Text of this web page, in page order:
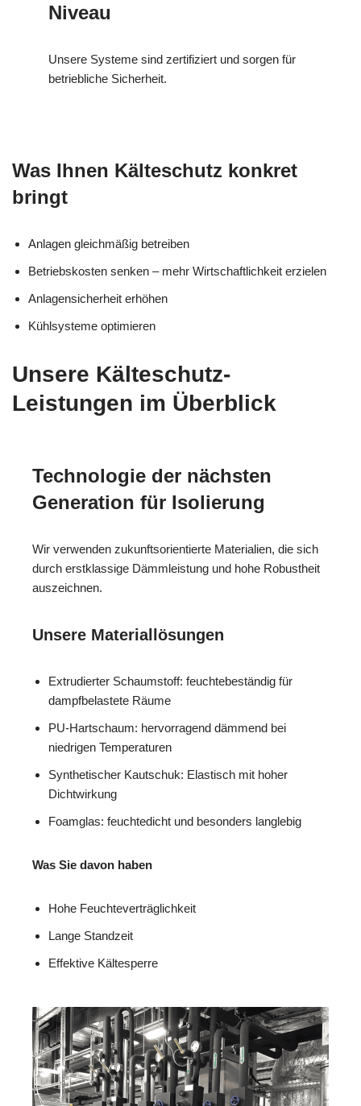
Niveau
Unsere Systeme sind zertifiziert und sorgen für
betriebliche Sicherheit.
Was Ihnen Kälteschutz konkret
bringt
Anlagen gleichmäßig betreiben
Betriebskosten senken – mehr Wirtschaftlichkeit erzielen
Anlagensicherheit erhöhen
Kühlsysteme optimieren
Unsere Kälteschutz-
Leistungen im Überblick
Technologie der nächsten
Generation für Isolierung
Wir verwenden zukunftsorientierte Materialien, die sich
durch erstklassige Dämmleistung und hohe Robustheit
auszeichnen.
Unsere Materiallösungen
Extrudierter Schaumstoff: feuchtebeständig für
dampfbelastete Räume
PU-Hartschaum: hervorragend dämmend bei
niedrigen Temperaturen
Synthetischer Kautschuk: Elastisch mit hoher
Dichtwirkung
Foamglas: feuchtedicht und besonders langlebig
Was Sie davon haben
Hohe Feuchteverträglichkeit
Lange Standzeit
Effektive Kältesperre